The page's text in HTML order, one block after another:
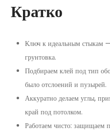
Кратко
Ключ к идеальным стыкам
грунтовка.
Подбираем клей под тип
было отслоений и пузырей.
Аккуратно делаем углы,
край под потолком.
Работаем чисто: защищаем